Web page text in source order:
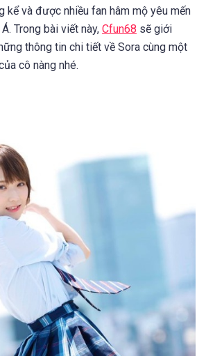
kể và được nhiều fan hâm mộ yêu mến
Trong bài viết này, Cfun68 sẽ giới
thông tin chi tiết về Sora cùng một
cô nàng nhé.